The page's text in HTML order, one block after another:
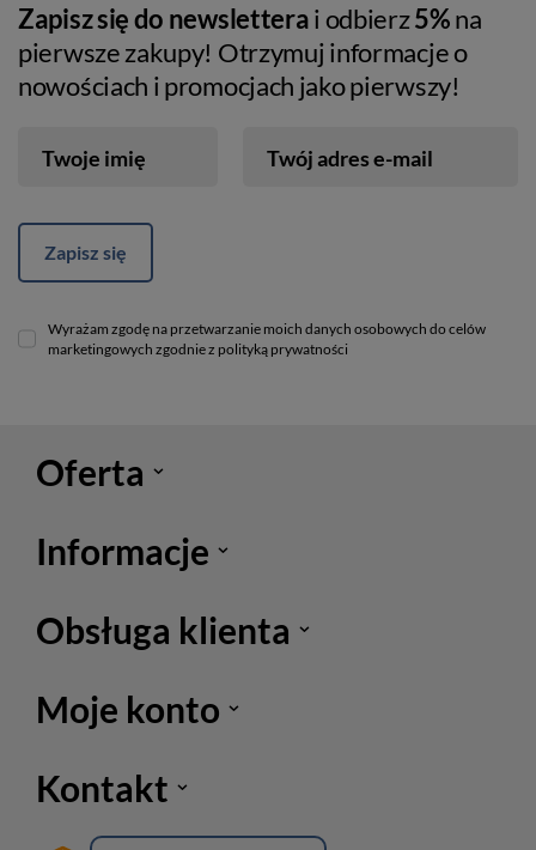
Zapisz się do newsletterai odbierz5%na
pierwsze zakupy! Otrzymuj informacje o
nowościach i promocjach jako pierwszy!
Twoje imię Twój adres e-mail
Zapisz się
Wyrażam zgodę na przetwarzanie moich danych osobowych do celów
marketingowych zgodnie z polityką prywatności
Oferta
Informacje
Obsługa klienta
Moje konto
Kontakt